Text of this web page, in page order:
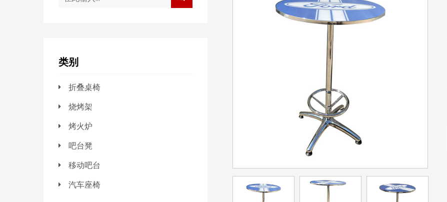
类别
折叠桌椅
烧烤架
烤火炉
吧台凳
移动吧台
汽车座椅